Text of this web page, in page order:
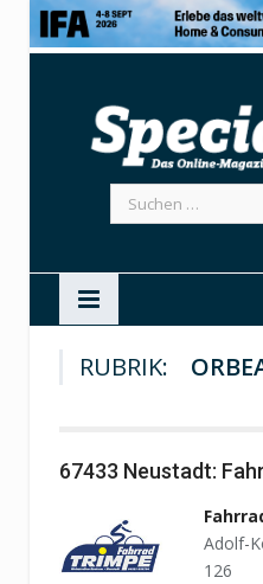
Suchen
nach:
RUBRIK:
67433 Neustadt:
Adolf-
126